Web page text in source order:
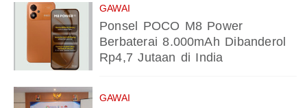
GAWAI
Ponsel POCO M8 Power
Berbaterai 8.000mAh Dibanderol
Rp4,7 Jutaan di India
GAWAI